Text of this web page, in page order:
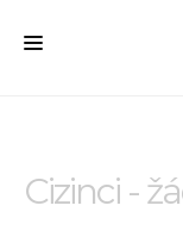
Cizinci -